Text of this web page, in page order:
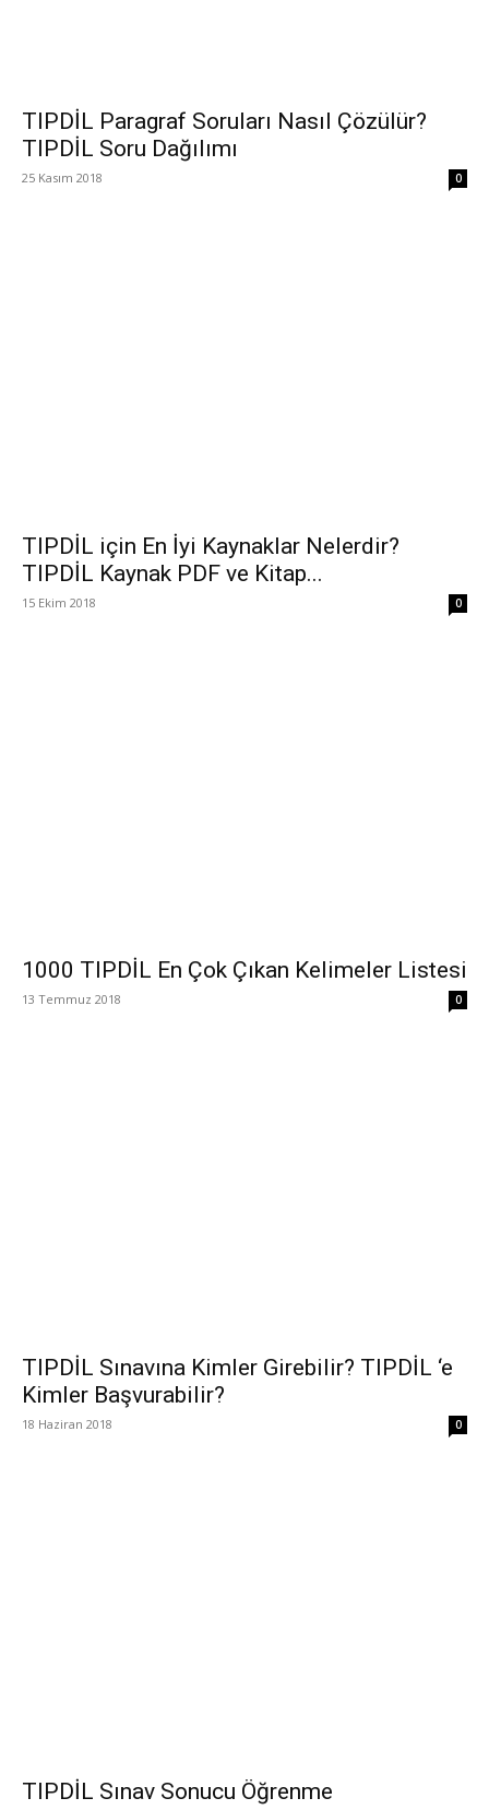
TIPDİL Paragraf Soruları Nasıl Çözülür?
TIPDİL Soru Dağılımı
25 Kasım 2018 0
TIPDİL için En İyi Kaynaklar Nelerdir?
TIPDİL Kaynak PDF ve Kitap...
15 Ekim 2018 0
1000 TIPDİL En Çok Çıkan Kelimeler Listesi
13 Temmuz 2018 0
TIPDİL Sınavına Kimler Girebilir? TIPDİL ‘e
Kimler Başvurabilir?
18 Haziran 2018 0
TIPDİL Sınav Sonucu Öğrenme